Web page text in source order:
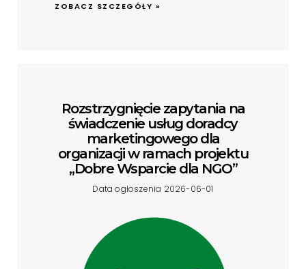
ZOBACZ SZCZEGÓŁY »
Rozstrzygnięcie zapytania na
świadczenie usług doradcy
marketingowego dla
organizacji w ramach projektu
„Dobre Wsparcie dla NGO”
Data ogłoszenia 2026-06-01